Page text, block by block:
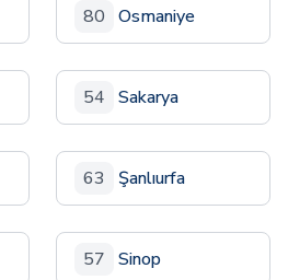
80 Osmaniye
54 Sakarya
63 Şanlıurfa
57 Sinop